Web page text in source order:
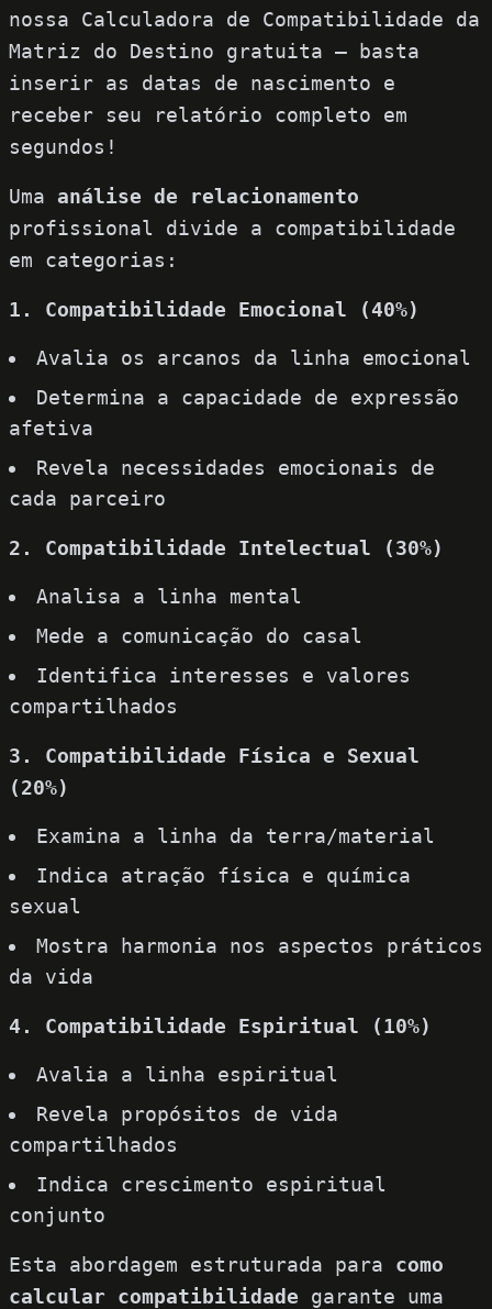
nossa Calculadora de Compatibilidade da
Matriz do Destino gratuita – basta
inserir as datas de nascimento e
receber seu relatório completo em
segundos!
Uma análise de relacionamento
profissional divide a compatibilidade
em categorias:
1. Compatibilidade Emocional (40%)
Avalia os arcanos da linha emocional
Determina a capacidade de expressão
afetiva
Revela necessidades emocionais de
cada parceiro
2. Compatibilidade Intelectual (30%)
Analisa a linha mental
Mede a comunicação do casal
Identifica interesses e valores
compartilhados
3. Compatibilidade Física e Sexual
(20%)
Examina a linha da terra/material
Indica atração física e química
sexual
Mostra harmonia nos aspectos práticos
da vida
4. Compatibilidade Espiritual (10%)
Avalia a linha espiritual
Revela propósitos de vida
compartilhados
Indica crescimento espiritual
conjunto
Esta abordagem estruturada para como
calcular compatibilidade garante uma